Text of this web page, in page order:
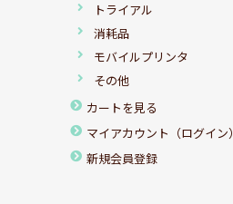
トライアル
消耗品
モバイルプリンタ
その他
カートを見る
マイアカウント（ログイン）
新規会員登録